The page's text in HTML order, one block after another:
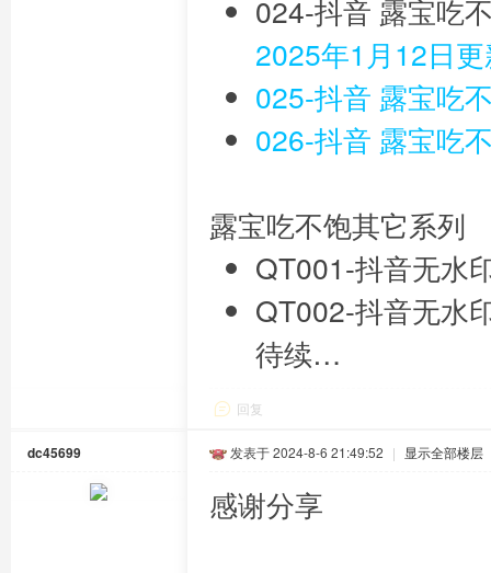
024-抖音 露宝吃
2025年1月12日
025-抖音 露宝吃
026-抖音 露宝吃
露宝吃不饱其它系列
QT001-抖音无水
QT002-抖音无水
待续…
回复
dc45699 发表于 2024-8-6 21:49:52 | 显示全部楼层
感谢分享